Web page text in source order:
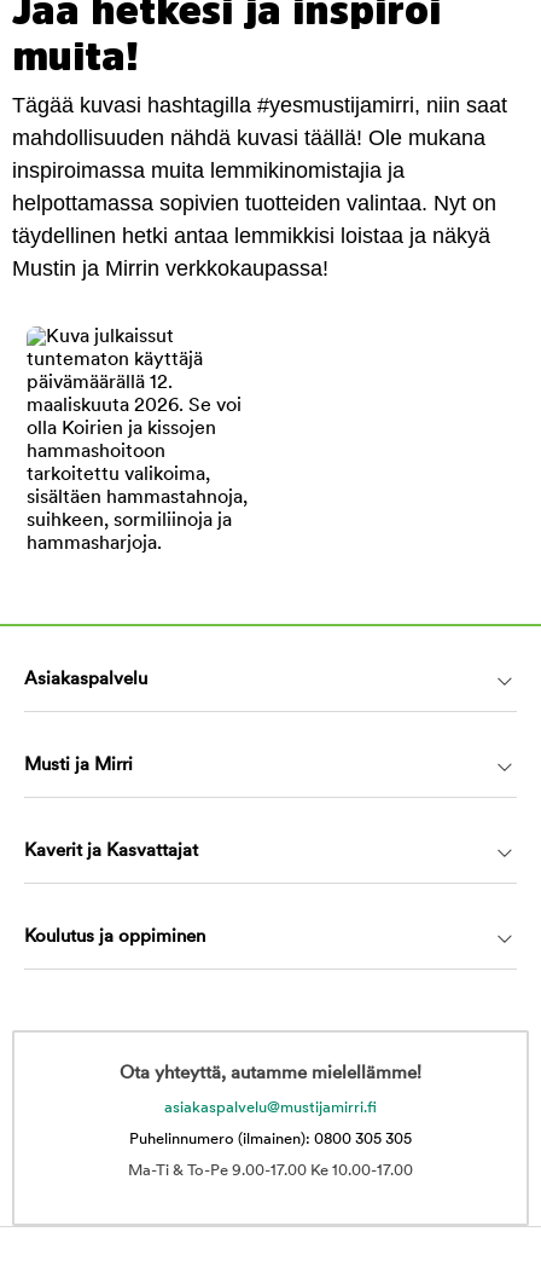
Jaa hetkesi ja inspiroi
muita!
Tägää kuvasi hashtagilla #yesmustijamirri, niin saat
mahdollisuuden nähdä kuvasi täällä! Ole mukana
inspiroimassa muita lemmikinomistajia ja
helpottamassa sopivien tuotteiden valintaa. Nyt on
täydellinen hetki antaa lemmikkisi loistaa ja näkyä
Mustin ja Mirrin verkkokaupassa!
Asiakaspalvelu
Musti ja Mirri
Kaverit ja Kasvattajat
Koulutus ja oppiminen
Ota yhteyttä, autamme mielellämme!
asiakaspalvelu@mustijamirri.fi
Puhelinnumero (ilmainen): 0800 305 305
Ma-Ti & To-Pe 9.00-17.00 Ke 10.00-17.00